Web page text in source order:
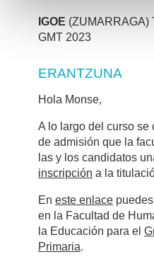
IGOE (ZUMARRAGA)
GMT 2023
ERANTZUNA
Hola Monse,
A lo largo del curso se
de admisión que la
las y los candidatos
inscripción a la
En este enlace
en la Facultad de
la Educación para el
Primaria.